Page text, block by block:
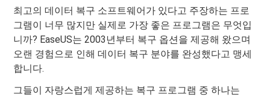
최고의 데이터 복구 소프트웨어가 있다고 주장하는 프로
그램이 너무 많지만 실제로 가장 좋은 프로그램은 무엇입
니까? EaseUS는 2003년부터 복구 옵션을 제공해 왔으며
오랜 경험으로 인해 데이터 복구 분야를 완성했다고 맹세
합니다.
그들이 자랑스럽게 제공하는 복구 프로그램 중 하나는